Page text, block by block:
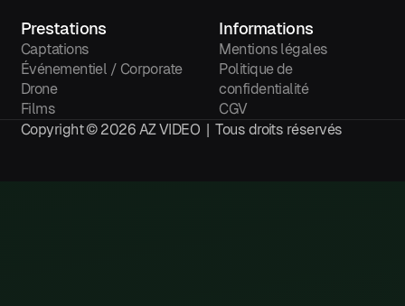
Prestations
Captations
Événementiel / Corporate
Drone
Films
Informations
Mentions légales
Politique de
confidentialité
CGV
Copyright © 2026 AZ VIDEO | Tous droits réservés